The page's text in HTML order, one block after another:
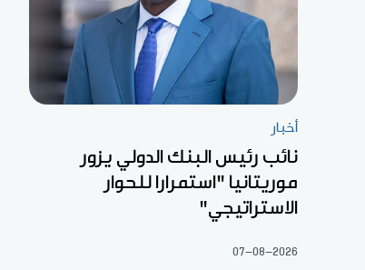
أخبار
نائب رئيس البنك الدولي يزور
موريتانيا "استمرارا للحوار
الاستراتيجي"
07-08-2026